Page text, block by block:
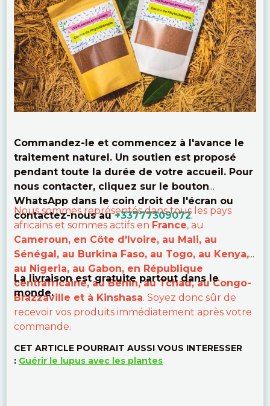
Commandez-le et commencez à l'avance le
traitement naturel. Un soutien est proposé
pendant toute la durée de votre accueil. Pour
nous contacter, cliquez sur le bouton
WhatsApp dans le coin droit de l'écran ou
contactez-nous au+33777309072.
Nous sommes représentés dans tous les pays
africains et sommes actifs en France, au
Cameroun, en Côte d'Ivoire, au Mali, au
Sénégal, au Burkina Faso, au Togo, au Kenya,
au Nigeria, au Gabon, en République
centrafricaine, au Bénin, au Tchad, au Congo-
Brazzaville et à Kinshasa. Soyez donc sûr de
recevoir vos produits immédiatement après votre
commande.
La livraison est gratuite partout dans le
monde.
CET ARTICLE POURRAIT AUSSI VOUS INTERESSER
: Guérir le lupus avec les plantes